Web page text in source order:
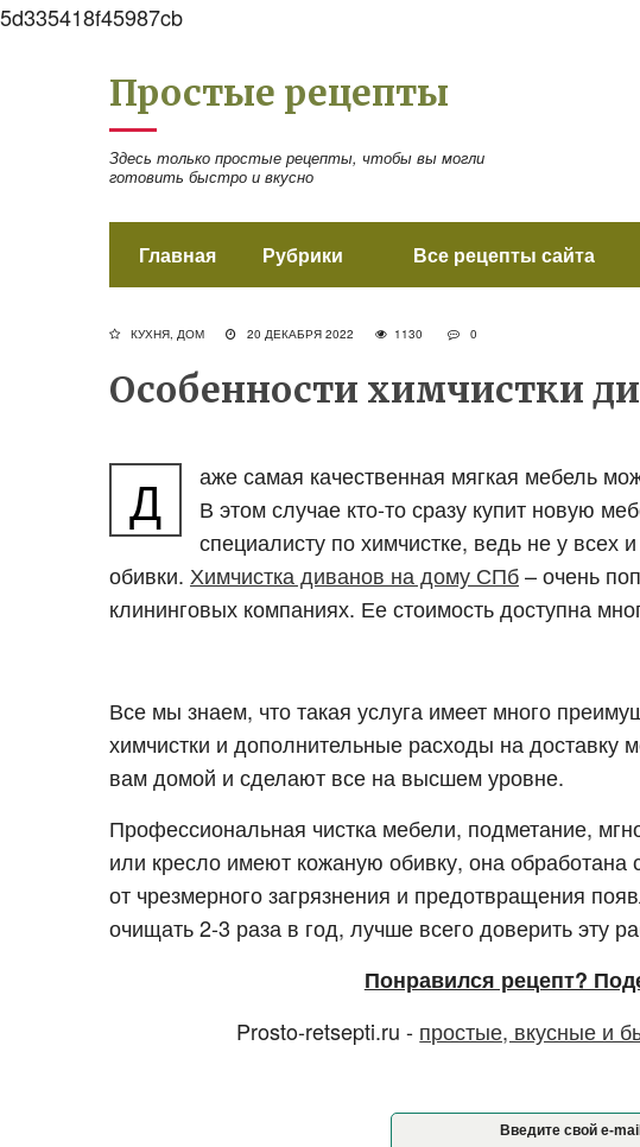
5d335418f45987cb
Простые рецепты
Здесь только простые рецепты, чтобы вы могли
готовить быстро и вкусно
Главная Рубрики Все рецепты сайта
КУХНЯ, ДОМ 20 ДЕКАБРЯ 2022 1130 0
Особенности химчистки
Д
аже самая качественная мягкая мебель
В этом случае кто-то сразу купит новую
специалисту по химчистке, ведь не у всех
обивки. Химчистка диванов на дому СПб– очень
клининговых компаниях. Ее стоимость доступна
Все мы знаем, что такая услуга имеет много
химчистки и дополнительные расходы на доставку
вам домой и сделают все на высшем уровне.
Профессиональная чистка мебели, подметание,
или кресло имеют кожаную обивку, она
от чрезмерного загрязнения и предотвращения
очищать 2-3 раза в год, лучше всего доверить эту
Понравился рецепт?
Prosto-retsepti.ru - простые, вкусные и
Введите свой e-